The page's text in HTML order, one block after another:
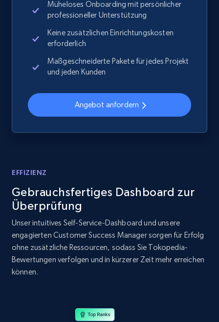
Home Depot US - Discover products by
URL, Domain, Country code, Model number,
Sku, Product id, Product name, Manufacturer,
and more.
Home Depot US - Discover products by
specified UPC
URL, Domain, Country code, Model number,
Sku, Product id, Product name, Manufacturer,
and more.
Home Depot US - Discovery products by
Müheloses Onboarding mit persönlicher
professioneller Unterstützung
Keine zusätzlichen Einrichtungskosten
erforderlich
Maßgeschneiderte Pakete für jedes Projekt
und jeden Kunden
Angebot anfordern
EFFIZIENZ
Gebrauchsfertiges Dashboard zur
Überprüfung
Unser intuitives Self-Service-Dashboard und unsere
engagierten Customer Success Manager sorgen für Erfolg
ohne zusätzliche Ressourcen, sodass Sie Tokopedia-
Bewertungen verfolgen und in kürzerer Zeit mehr erreichen
können.